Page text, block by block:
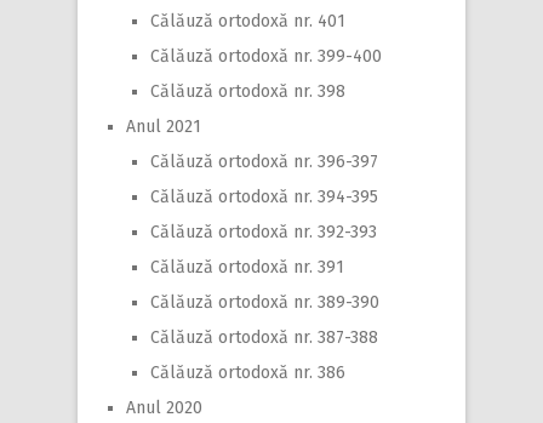
Călăuză ortodoxă nr. 401
Călăuză ortodoxă nr. 399-400
Călăuză ortodoxă nr. 398
Anul 2021
Călăuză ortodoxă nr. 396-397
Călăuză ortodoxă nr. 394-395
Călăuză ortodoxă nr. 392-393
Călăuză ortodoxă nr. 391
Călăuză ortodoxă nr. 389-390
Călăuză ortodoxă nr. 387-388
Călăuză ortodoxă nr. 386
Anul 2020